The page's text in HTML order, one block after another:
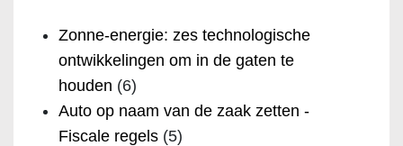
Zonne-energie: zes technologische
ontwikkelingen om in de gaten te
houden (6)
Auto op naam van de zaak zetten -
Fiscale regels (5)